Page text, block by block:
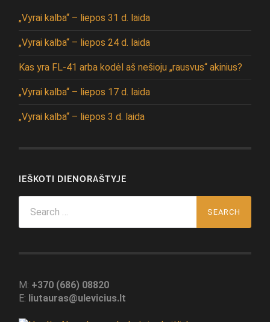
„Vyrai kalba“ – liepos 31 d. laida
„Vyrai kalba“ – liepos 24 d. laida
Kas yra FL-41 arba kodėl aš nešioju „rausvus“ akinius?
„Vyrai kalba“ – liepos 17 d. laida
„Vyrai kalba“ – liepos 3 d. laida
IEŠKOTI DIENORAŠTYJE
for:
M: +370 (686) 08820
E: liutauras@ulevicius.lt